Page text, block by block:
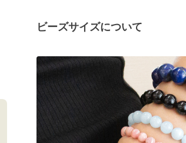
ビーズサイズについて